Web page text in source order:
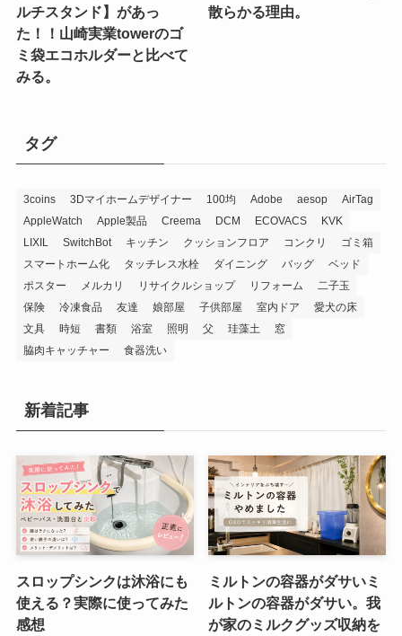
ルチスタンド】があっ
た！！山崎実業towerのゴ
ミ袋エコホルダーと比べて
みる。
散らかる理由。
タグ
3coins 3Dマイホームデザイナー 100均 Adobe aesop
AirTag
AppleWatch
Apple製品 Creema DCM ECOVACS
KVK
LIXIL
SwitchBot キッチン クッションフロア コンクリ
ゴミ箱
スマートホーム化
タッチレス水栓 ダイニング バッグ
ベッド
ポスター
メルカリ リサイクルショップ リフォーム
二子玉
保険
冷凍食品 友達 娘部屋 子供部屋 室内ドア
愛犬の床
文具
時短 書類 浴室 照明 父 珪藻土
窓
脇肉キャッチャー
食器洗い
新着記事
スロップシンクは沐浴にも
使える？実際に使ってみた
感想
ミルトンの容器がダサいミ
ルトンの容器がダサい。我
が家のミルクグッズ収納を